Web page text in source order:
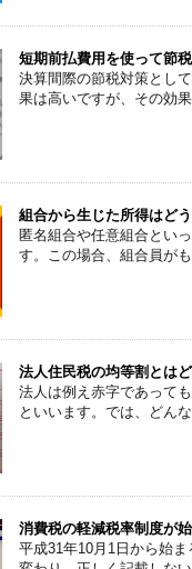
短期前払費用を使って節税
決算間際の節税対策とし
果は高いですが、その効
組合から生じた所得はど
匿名組合や任意組合とい
す。この場合、組合員が
法人住民税の均等割とは
法人は例え赤字であって
といいます。では、どん
消費税の軽減税率制度が
平成31年10月1日から始